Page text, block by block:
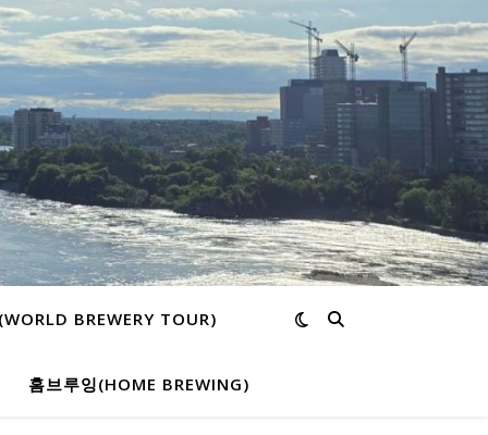
BREWERY TOUR)
홈브루잉(HOME BREWING)